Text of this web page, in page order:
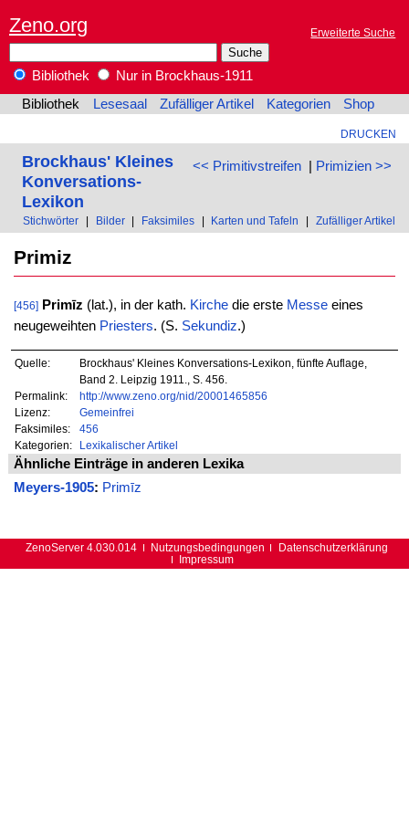
Zeno.org Erweiterte Suche
Bibliothek
Nur in Brockhaus-1911
Bibliothek
Lesesaal Zufälliger Artikel Kategorien Shop
DRUCKEN
<< Primitivstreifen| Primizien >>
Brockhaus' Kleines
Konversations-
Lexikon
Stichwörter Bilder Faksimiles Karten und Tafeln Zufälliger Artikel
Primiz
[456] Primīz (lat.), in der kath. Kirchedie erste Messeeines
neugeweihten Priesters. (S. Sekundiz.)
Quelle:
Brockhaus' Kleines Konversations-Lexikon, fünfte Auflage,
Band 2. Leipzig 1911., S. 456.
Permalink:
http://www.zeno.org/nid/20001465856
Lizenz:
Gemeinfrei
Faksimiles:
456
Kategorien:
Lexikalischer Artikel
Ähnliche Einträge in anderen Lexika
Meyers-1905: Primīz
ZenoServer 4.030.014 Nutzungsbedingungen
Datenschutzerklärung
Impressum